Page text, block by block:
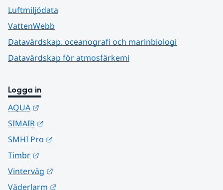
Luftmiljödata
VattenWebb
Datavärdskap, oceanografi och marinbiologi
Datavärdskap för atmosfärkemi
Logga in
AQUA
SIMAIR
SMHI Pro
Timbr
Vinterväg
Väderlarm